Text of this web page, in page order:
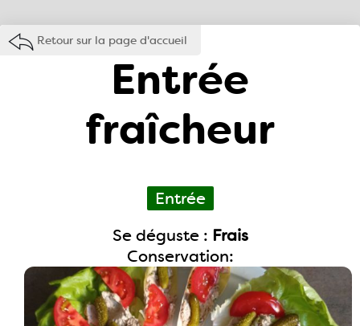
Retour sur la page d'accueil
Entrée
fraîcheur
Entrée
Se déguste : Frais
Conservation: